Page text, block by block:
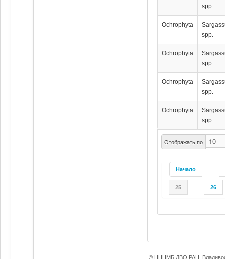
Отображать по
Начало
25 26
spp.
Ochrophyta
spp.
Ochrophyta
spp.
Ochrophyta
spp.
Ochrophyta
spp.
© ННЦМБ ДВО РАН,